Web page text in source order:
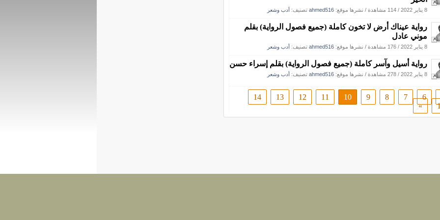
8 يناير 2022 / 114 مشاهدة / نشرها موقع: ahmed516 تصنيف: أدب وشعر
رواية عيناك أرض لا تخون كاملة (جميع فصول الرواية) بقلم
موني عادل
8 يناير 2022 / 176 مشاهدة / نشرها موقع: ahmed516 تصنيف: أدب وشعر
رواية أسيل وآسر كاملة (جميع فصول الرواية) بقلم إسراء حسن
8 يناير 2022 / 278 مشاهدة / نشرها موقع: ahmed516 تصنيف: أدب وشعر
6
7
8
9
10
11
12
13
14
»